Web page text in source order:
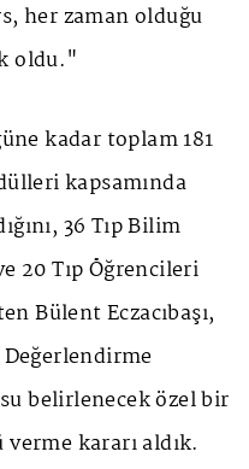
her zaman olduğu
oldu."
kadar toplam 181
kapsamında
36 Tıp Bilim
20 Tıp Öğrencileri
Bülent Eczacıbaşı,
belirlenecek özel bir
kararı aldık.